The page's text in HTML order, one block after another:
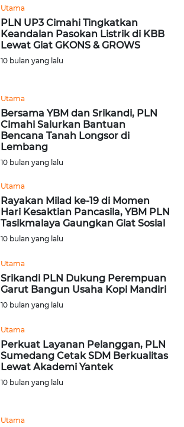
Utama
PLN UP3 Cimahi Tingkatkan
Keandalan Pasokan Listrik di KBB
Lewat Giat GKONS & GROWS
10 bulan yang lalu
Utama
Bersama YBM dan Srikandi, PLN
Cimahi Salurkan Bantuan
Bencana Tanah Longsor di
Lembang
10 bulan yang lalu
Utama
Rayakan Milad ke-19 di Momen
Hari Kesaktian Pancasila, YBM PLN
Tasikmalaya Gaungkan Giat Sosial
10 bulan yang lalu
Utama
Srikandi PLN Dukung Perempuan
Garut Bangun Usaha Kopi Mandiri
10 bulan yang lalu
Utama
Perkuat Layanan Pelanggan, PLN
Sumedang Cetak SDM Berkualitas
Lewat Akademi Yantek
10 bulan yang lalu
Utama